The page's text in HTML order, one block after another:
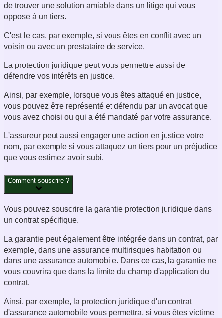
de trouver une solution amiable dans un litige qui vous
oppose à un tiers.
C'est le cas, par exemple, si vous êtes en conflit avec un
voisin ou avec un prestataire de service.
La protection juridique peut vous permettre aussi de
défendre vos intérêts en justice.
Ainsi, par exemple, lorsque vous êtes attaqué en justice,
vous pouvez être représenté et défendu par un avocat que
vous avez choisi ou qui a été mandaté par votre assurance.
L'assureur peut aussi engager une action en justice votre
nom, par exemple si vous attaquez un tiers pour un préjudice
que vous estimez avoir subi.
Comment souscrire ?
Vous pouvez souscrire la garantie protection juridique dans
un contrat spécifique.
La garantie peut également être intégrée dans un contrat, par
exemple, dans une assurance multirisques habitation ou
dans une assurance automobile. Dans ce cas, la garantie ne
vous couvrira que dans la limite du champ d'application du
contrat.
Ainsi, par exemple, la protection juridique d'un contrat
d'assurance automobile vous permettra, si vous êtes victime